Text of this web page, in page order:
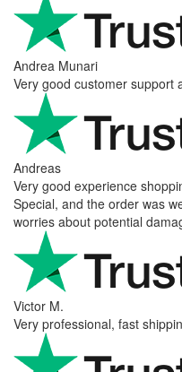
Andrea Munari
Very good customer support
Andreas
Very good experience
Special, and the order was
worries about potential
Victor M.
Very professional, fast